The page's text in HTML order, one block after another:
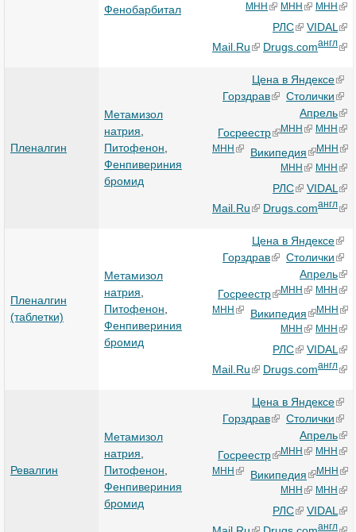
Фенобарбитал
МНН
МНН МНН
РЛС
VIDAL
Mail.Ru
Drugs.comангл
Пленалгин
Метамизол
натрия
Питофенон
Фенпивериния
бромид
Цена в Яндексе
Горздрав
Столички
Апрель
Госреестр
МНН
МНН
МНН
Википедия
МНН
МНН
МНН
РЛС
VIDAL
Mail.Ru
Drugs.comангл
Пленалгин
(таблетки)
Метамизол
натрия
Питофенон
Фенпивериния
бромид
Цена в Яндексе
Горздрав
Столички
Апрель
Госреестр
МНН
МНН
МНН
Википедия
МНН
МНН
МНН
РЛС
VIDAL
Mail.Ru
Drugs.comангл
Ревалгин
Метамизол
натрия
Питофенон
Фенпивериния
бромид
Цена в Яндексе
Горздрав
Столички
Апрель
Госреестр
МНН
МНН
МНН
Википедия
МНН
МНН
МНН
РЛС
VIDAL
англ